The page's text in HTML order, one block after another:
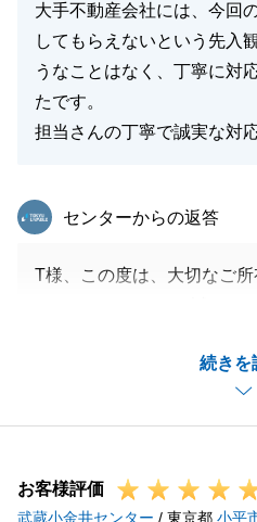
大手不動産会社には、今回
してもらえないという先入
うなことはなく、丁寧に対
たです。
担当さんの丁寧で誠実な対
続きを
東急リバブル
センターからの返答
T様、この度は、大切なご
事にお取引を完了できたこ
今後も不動産関連について
今後とも末永くよろしくお
お客様評価
武蔵小金井センター / 東京都 小平